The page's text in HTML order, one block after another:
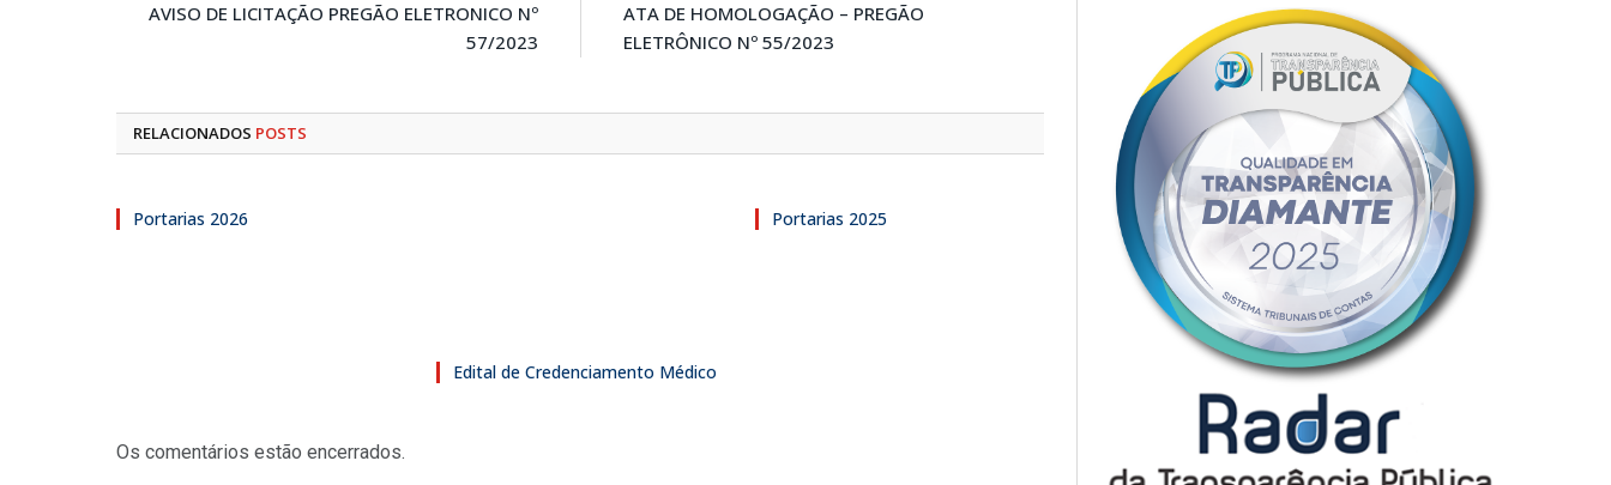
AVISO DE LICITAÇÃO PREGÃO ELETRONICO Nº
57/2023
ATA DE HOMOLOGAÇÃO – PREGÃO
ELETRÔNICO Nº 55/2023
RELACIONADOS POSTS
Portarias 2026
Edital de Credenciamento Médico
Portarias 2025
Os comentários estão encerrados.